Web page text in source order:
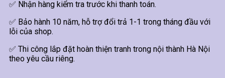
✅ Nhận hàng kiểm tra trước khi thanh toán.
✅ Bảo hành 10 năm, hỗ trợ đổi trả 1-1 trong tháng đầu với
lỗi của shop.
✅ Thi công lắp đặt hoàn thiện tranh trong nội thành Hà Nội
theo yêu cầu riêng.